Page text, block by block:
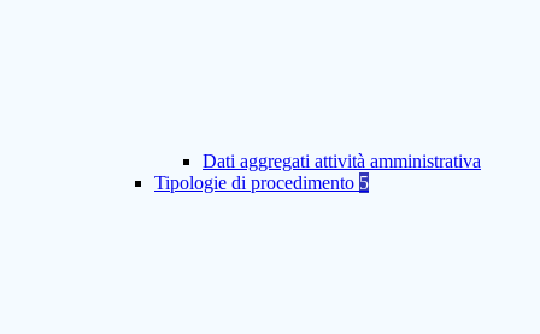
Dati aggregati attività amministrativa
Tipologie di procedimento 5